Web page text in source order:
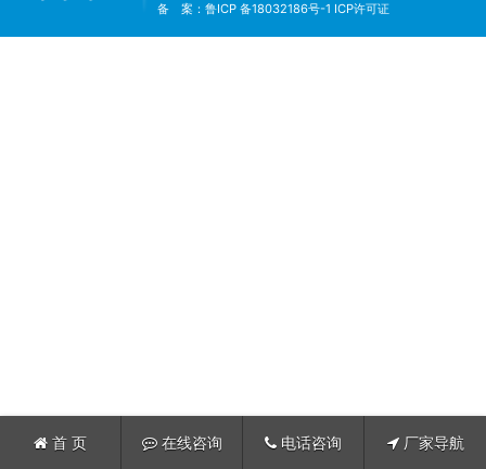
备 案： 鲁ICP 备18032186号-1 ICP许可证
首 页 在线咨询 电话咨询 厂家导航